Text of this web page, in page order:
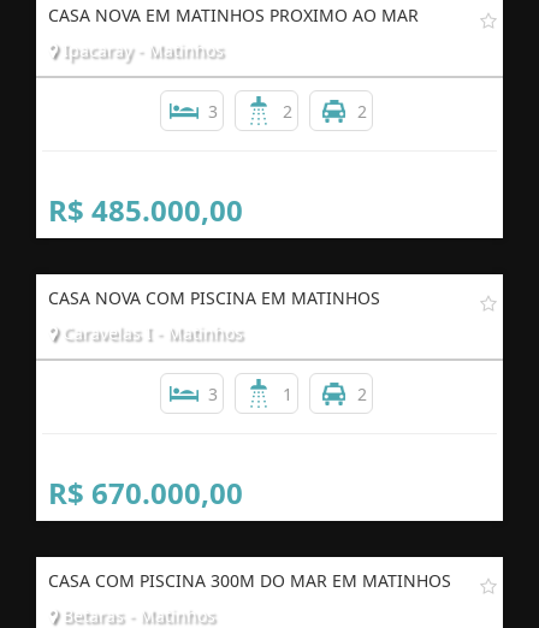
CASA NOVA EM MATINHOS PROXIMO AO MAR
Ipacaray - Matinhos
3 2 2
R$ 485.000,00
CASA NOVA COM PISCINA EM MATINHOS
Caravelas I - Matinhos
3 1 2
R$ 670.000,00
CASA COM PISCINA 300M DO MAR EM MATINHOS
Betaras - Matinhos